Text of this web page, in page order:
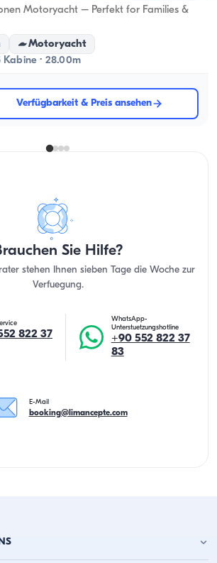
Motoryacht – Perfekt for Families &
Motoryacht
Kabine · 28.00m
Verfügbarkeit & Preis ansehen
Sie Hilfe?
stehen Ihnen sieben Tage die Woche zur
Verfuegung.
822 37
WhatsApp-
Unterstuetzungshotline
+90 552 822 37
83
E-Mail
booking@limancepte.com